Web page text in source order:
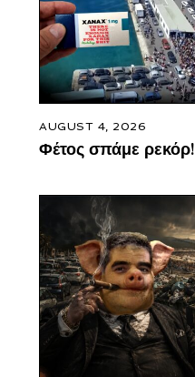
AUGUST 4, 2026
Φέτος σπάμε ρεκόρ!